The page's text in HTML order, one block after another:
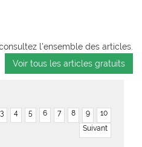
l'ensemble des articles.
Voir tous les articles gratuits
3 4 5 6 7 8 9
10
Suivant